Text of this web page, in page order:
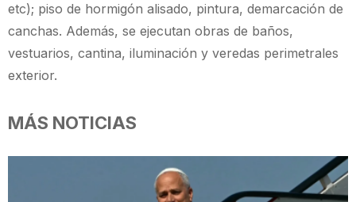
etc); piso de hormigón alisado, pintura, demarcación de
canchas. Además, se ejecutan obras de baños,
vestuarios, cantina, iluminación y veredas perimetrales
exterior.
MÁS NOTICIAS